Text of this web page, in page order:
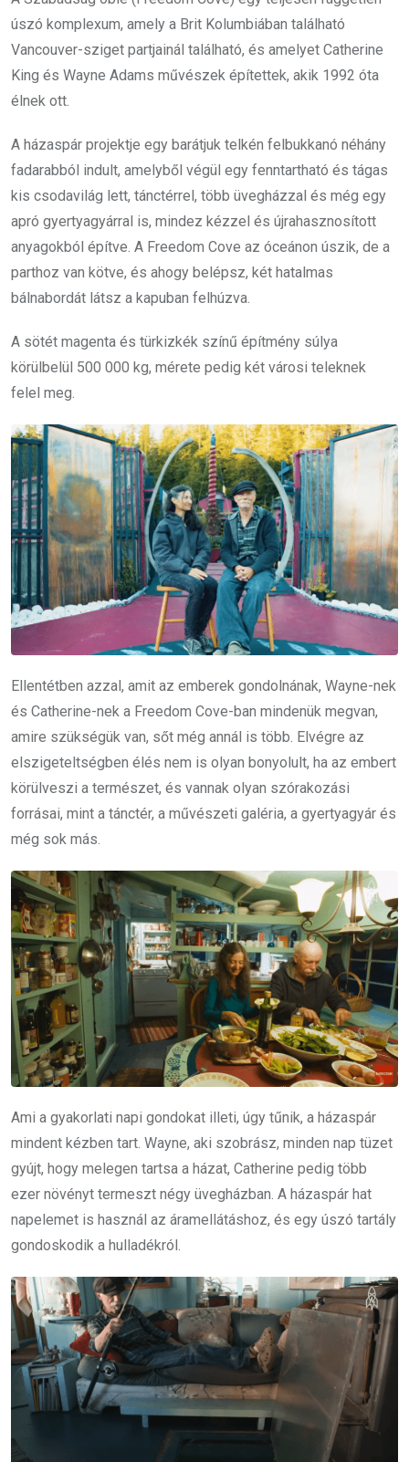
úszó komplexum, amely a Brit Kolumbiában található
Vancouver-sziget partjainál található, és amelyet Catherine
King és Wayne Adams művészek építettek, akik 1992 óta
élnek ott.
A házaspár projektje egy barátjuk telkén felbukkanó néhány
fadarabból indult, amelyből végül egy fenntartható és tágas
kis csodavilág lett, tánctérrel, több üvegházzal és még egy
apró gyertyagyárral is, mindez kézzel és újrahasznosított
anyagokból építve. A Freedom Cove az óceánon úszik, de a
parthoz van kötve, és ahogy belépsz, két hatalmas
bálnabordát látsz a kapuban felhúzva.
A sötét magenta és türkizkék színű építmény súlya
körülbelül 500 000 kg, mérete pedig két városi teleknek
felel meg.
Ellentétben azzal, amit az emberek gondolnának, Wayne-nek
és Catherine-nek a Freedom Cove-ban mindenük megvan,
amire szükségük van, sőt még annál is több. Elvégre az
elszigeteltségben élés nem is olyan bonyolult, ha az embert
körülveszi a természet, és vannak olyan szórakozási
forrásai, mint a tánctér, a művészeti galéria, a gyertyagyár és
még sok más.
Ami a gyakorlati napi gondokat illeti, úgy tűnik, a házaspár
mindent kézben tart. Wayne, aki szobrász, minden nap tüzet
gyújt, hogy melegen tartsa a házat, Catherine pedig több
ezer növényt termeszt négy üvegházban. A házaspár hat
napelemet is használ az áramellátáshoz, és egy úszó tartály
gondoskodik a hulladékról.